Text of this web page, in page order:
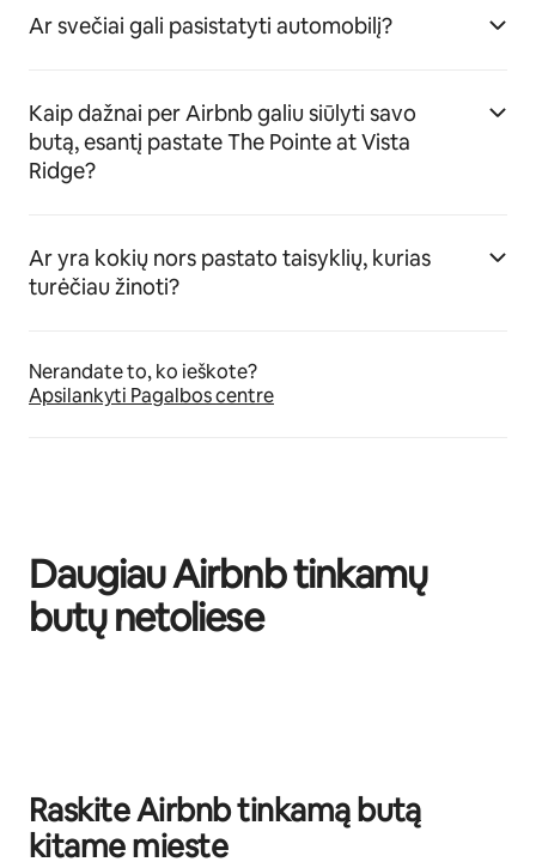
Ar svečiai gali pasistatyti automobilį?
Kaip dažnai per Airbnb galiu siūlyti savo
butą, esantį pastate The Pointe at Vista
Ridge?
Ar yra kokių nors pastato taisyklių, kurias
turėčiau žinoti?
Nerandate to, ko ieškote?
Apsilankyti Pagalbos centre
Daugiau Airbnb tinkamų
butų netoliese
Raskite Airbnb tinkamą butą
kitame mieste